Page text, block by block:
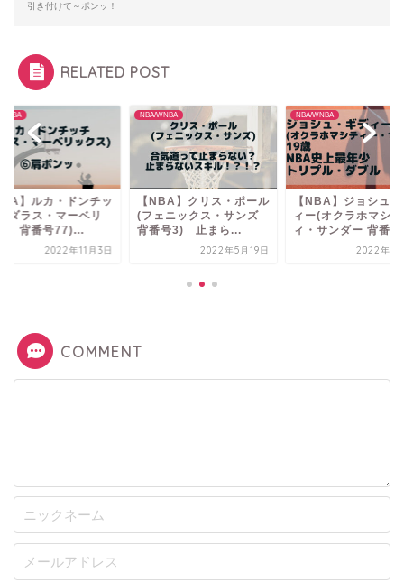
引き付けて～ポンッ！
RELATED POST
】ルカ・ドンチッ
ダラス・マーベリ
ス 背番号77)...
2022年11月3日
NBA/WNBA
【NBA】クリス・ポール
(フェニックス・サンズ
背番号3) 止まら...
2022年5月19日
NBA/WNBA
【NBA】ジョシュ
ィー(オクラホマシテ
ィ・サンダー 背番
2022年8
COMMENT